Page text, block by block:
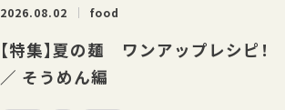
2026.08.02 food
【特集】夏の麺 ワンアップレシピ！
／ そうめん編